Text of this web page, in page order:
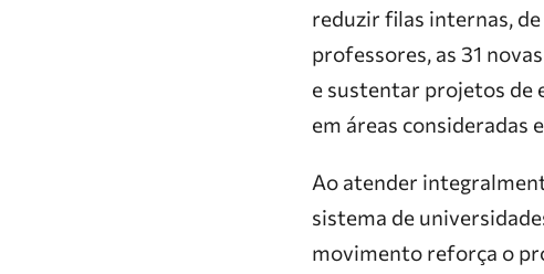
reduzir filas internas,
professores, as 31
e sustentar projetos de
em áreas consideradas
Ao atender
sistema de
movimento reforça o